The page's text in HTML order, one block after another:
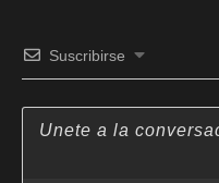
Suscribirse